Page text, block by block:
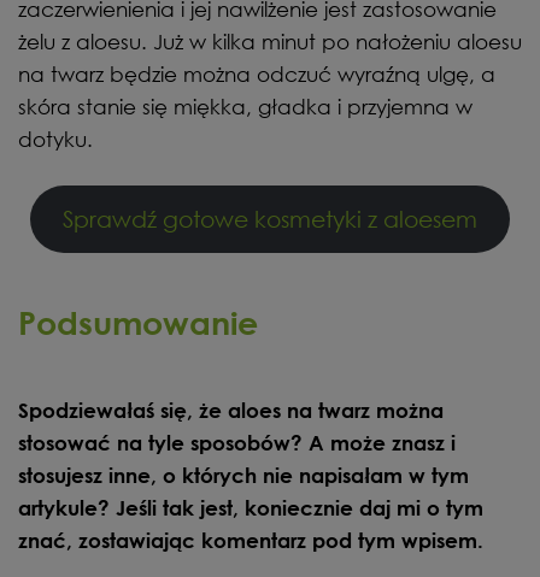
zaczerwienienia i jej nawilżenie jest zastosowanie
żelu z aloesu. Już w kilka minut po nałożeniu aloesu
na twarz będzie można odczuć wyraźną ulgę, a
skóra stanie się miękka, gładka i przyjemna w
dotyku.
Sprawdź gotowe kosmetyki z aloesem
Podsumowanie
Spodziewałaś się, że aloes na twarz można
stosować na tyle sposobów? A może znasz i
stosujesz inne, o których nie napisałam w tym
artykule? Jeśli tak jest, koniecznie daj mi o tym
znać, zostawiając komentarz pod tym wpisem.